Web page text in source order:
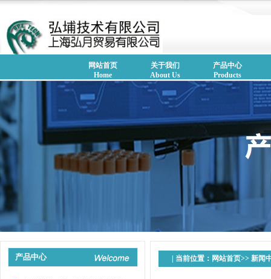
网站首页
Home
关于我们
About Us
产品中心
Products
产品中心 | 当前位置： 网站首页>> 新闻